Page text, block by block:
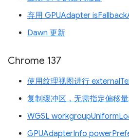
弃用 GPUAdapter
Dawn 更新
Chrome 137
使用纹理视图进行
复制缓冲区，无需指定偏移
WGSL
GPUAdapterInfo